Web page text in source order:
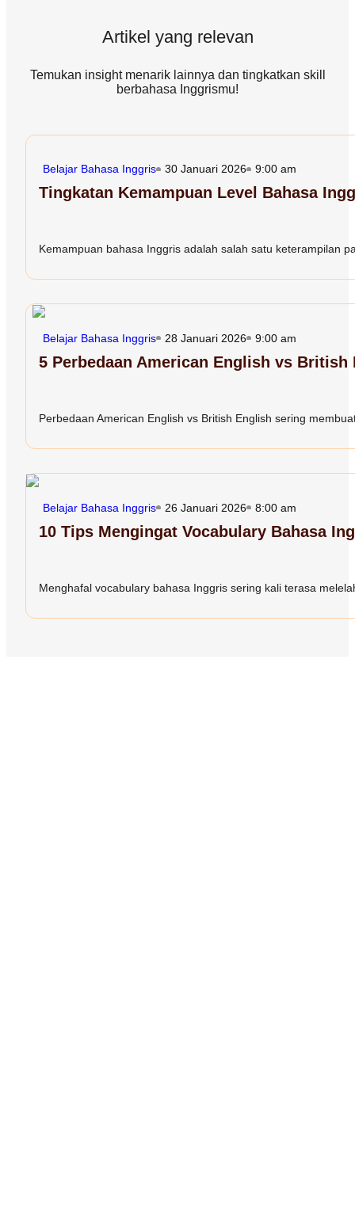
Artikel yang relevan
Temukan insight menarik lainnya dan tingkatkan skill
berbahasa Inggrismu!
Belajar Bahasa Inggris 30 Januari 2026 9:00 am
Tingkatan Kemampuan Level Bahasa
Kemampuan bahasa Inggris adalah salah satu keterampilan
Belajar Bahasa Inggris 28 Januari 2026 9:00 am
5 Perbedaan American English vs
Perbedaan American English vs British English sering
Belajar Bahasa Inggris 26 Januari 2026 8:00 am
10 Tips Mengingat Vocabulary Bahasa
Menghafal vocabulary bahasa Inggris sering kali terasa